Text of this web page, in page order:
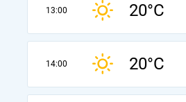
13:00 20°C
14:00 20°C